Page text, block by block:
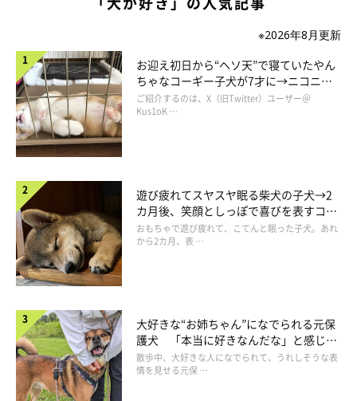
@MMgranma
「ヨーグルトおいしいワン♡」
よう！（笑）
ほんとは お口まわりのヨーグルトをなめてます‼️👻
pic.twitter.com/NW7nTLaYMu
— えっちゃん (@MMgranma)
※2026年8月更新
お迎え初日から“ヘソ天”で寝ていたやん
ちゃなコーギー子犬が7才に→ニコニ
コ“コーギースマイル”が魅力のコに成
長！
ご紹介するのは、X（旧Twitter）ユーザー＠
Kus1oK …
遊び疲れてスヤスヤ眠る柴犬の子犬→2
カ月後、笑顔としっぽで喜びを表すコに
成長！
おもちゃで遊び疲れて、こてんと眠った子犬。あれ
から2カ月、表 …
大好きな“お姉ちゃん”になでられる元保
護犬 「本当に好きなんだな」と感じる
表情にほっこり
散歩中、大好きな人になでられて、うれしそうな表
情を見せる元保 …